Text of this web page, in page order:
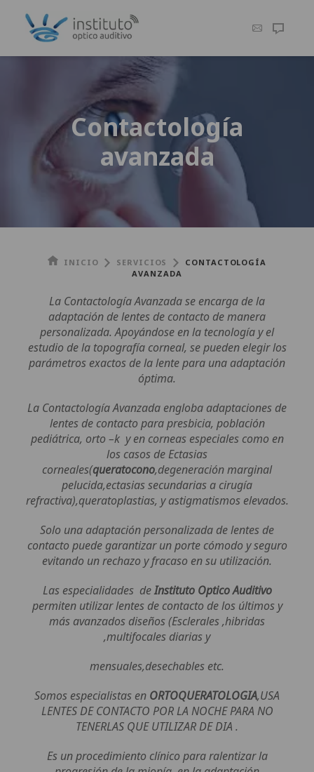
Contactología
avanzada
INICIO SERVICIOS
CONTACTOLOGÍA
AVANZADA
La Contactología Avanzada se encarga de la
adaptación de lentes de contacto de manera
personalizada. Apoyándose en la tecnología y el
estudio de la topografía corneal, se pueden elegir los
parámetros exactos de la lente para una adaptación
óptima.
La Contactología Avanzada engloba adaptaciones de
lentes de contacto para presbicia, población
pediátrica, orto –k y en corneas especiales como en
los casos de Ectasias
corneales(queratocono,degeneración marginal
pelucida,ectasias secundarias a cirugía
refractiva),queratoplastias, y astigmatismos elevados.
Solo una adaptación personalizada de lentes de
contacto puede garantizar un porte cómodo y seguro
evitando un rechazo y fracaso en su utilización.
Las especialidades deInstituto Optico Auditivo
permiten utilizar lentes de contacto de los últimos y
más avanzados diseños (Esclerales ,hibridas
,multifocales diarias y
mensuales,desechables etc.
Somos especialistas en ORTOQUERATOLOGIA,USA
LENTES DE CONTACTO POR LA NOCHE PARA NO
TENERLAS QUE UTILIZAR DE DIA .
Es un procedimiento clínico para ralentizar la